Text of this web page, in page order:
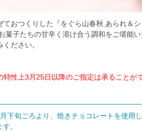
おつくりした『をぐら山春秋 あられ＆
子たちの甘辛く溶け合う調和をご堪能
ださい。
性上3月25日以降のご指定は承ることが
下旬ごろより、燒きチョコレートを使
。